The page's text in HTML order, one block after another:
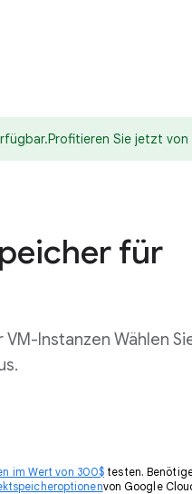
Sie jetzt
für
Instanzen Wählen
im Wert von 300$ testen.
von Google